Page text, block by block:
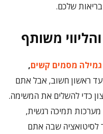
שלכם.
משותף
גמילה מסמים קשים,
ראשון חשוב, אבל אתם
כדי להשלים את המשימה.
מערכות תמיכה רגשית,
לסיטואציה שבה אתם